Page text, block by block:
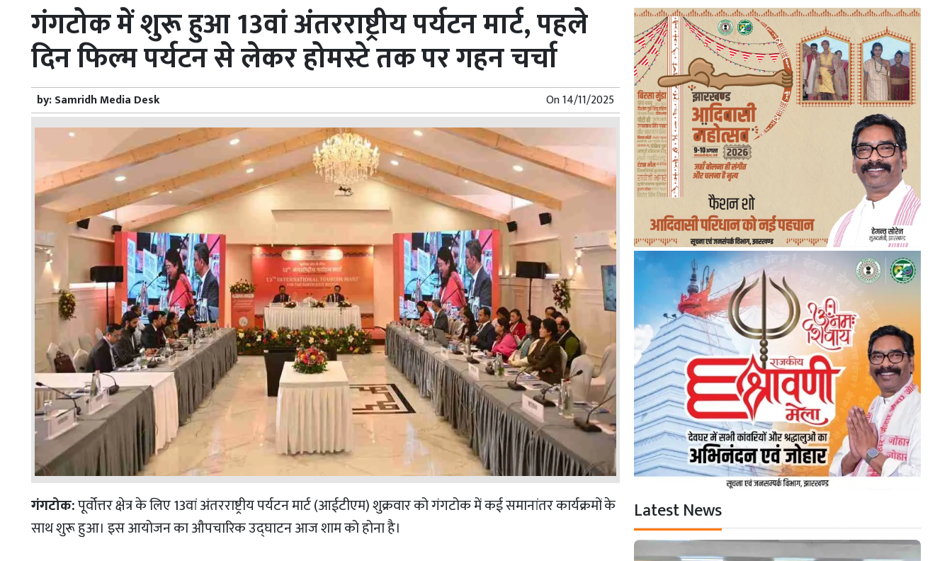
गंगटोक में शुरू हुआ 13वां अंतरराष्ट्रीय पर्यटन मार्ट, पहले
दिन फिल्म पर्यटन से लेकर होमस्टे तक पर गहन चर्चा
by:Samridh Media Desk On14/11/2025
गंगटोक:पूर्वोत्तर क्षेत्र के लिए 13वां अंतरराष्ट्रीय पर्यटन मार्ट (आईटीएम) शुक्रवार को गंगटोक में कई समानांतर कार्यक्रमों के
साथ शुरू हुआ। इस आयोजन का औपचारिक उद्घाटन आज शाम को होना है।
Latest News